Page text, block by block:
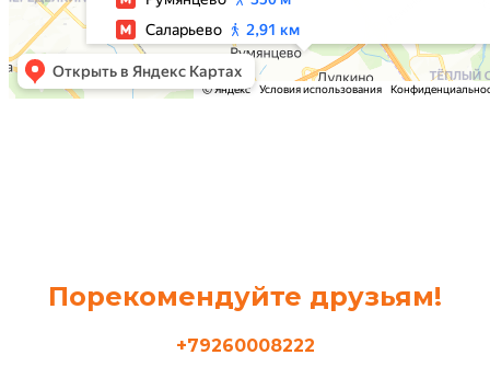
Порекомендуйте друзьям!
+79260008222